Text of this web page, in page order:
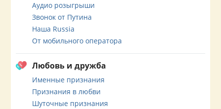
Аудио розыгрыши
Звонок от Путина
Наша Russia
От мобильного оператора
Любовь и дружба
Именные признания
Признания в любви
Шуточные признания